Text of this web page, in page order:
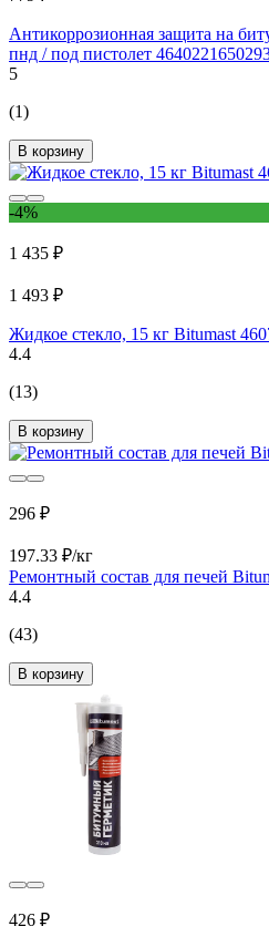
Антикоррозионная защита на
пнд / под пистолет
5
(1)
В корзину
-4%
1 435 ₽
1 493 ₽
Жидкое стекло, 15 кг Bitumast
4.4
(13)
В корзину
296 ₽
197.33 ₽/кг
Ремонтный состав для печей
4.4
(43)
В корзину
426 ₽